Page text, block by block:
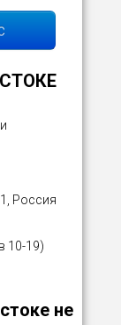
Россия
10-19)
не